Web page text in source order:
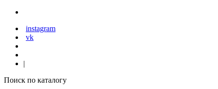
instagram
vk
|
Поиск по каталогу